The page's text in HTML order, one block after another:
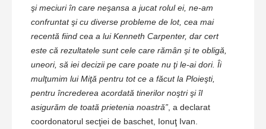
şi meciuri în care neşansa a jucat rolul ei, ne-am
confruntat şi cu diverse probleme de lot, cea mai
recentă fiind cea a lui Kenneth Carpenter, dar cert
este că rezultatele sunt cele care rămân şi te obligă,
uneori, să iei decizii pe care poate nu ţi le-ai dori. Îi
mulţumim lui Miţă pentru tot ce a făcut la Ploieşti,
pentru încrederea acordată tinerilor noştri şi îl
asigurăm de toată prietenia noastră”, a declarat
coordonatorul secţiei de baschet, Ionuţ Ivan.